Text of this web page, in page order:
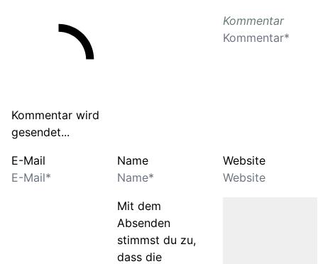
Kommentar wird
gesendet...
Kommentar
E-Mail Name Website
Mit dem
Absenden
stimmst du zu,
dass die